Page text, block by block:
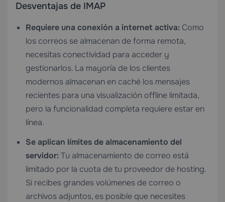
Desventajas de IMAP
Requiere una conexión a internet activa: Como
los correos se almacenan de forma remota,
necesitas conectividad para acceder y
gestionarlos. La mayoría de los clientes
modernos almacenan en caché los mensajes
recientes para una visualización offline limitada,
pero la funcionalidad completa requiere estar en
línea.
Se aplican límites de almacenamiento del
servidor:Tu almacenamiento de correo está
limitado por la cuota de tu proveedor de hosting.
Si recibes grandes volúmenes de correo o
archivos adjuntos, es posible que necesites